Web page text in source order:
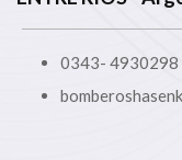
0343- 4930298